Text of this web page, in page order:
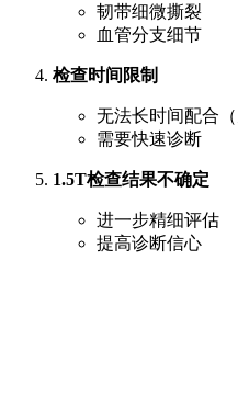
韧带细微撕裂
血管分支细节
检查时间限制
无法长时间配合
需要快速诊断
1.5T检查结果不确定
进一步精细评估
提高诊断信心